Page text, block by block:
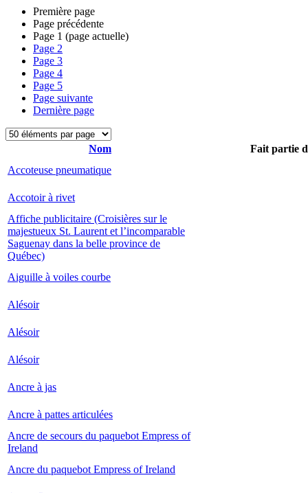
Première page
Page précédente
Page 1 (page actuelle)
Page 2
Page 3
Page 4
Page 5
Page suivante
Dernière page
Nom
Fait partie
Accoteuse pneumatique
Accotoir à rivet
Affiche publicitaire (Croisières sur le
majestueux St. Laurent et l’incomparable
Saguenay dans la belle province de
Québec)
Aiguille à voiles courbe
Alésoir
Alésoir
Alésoir
Ancre à jas
Ancre à pattes articulées
Ancre de secours du paquebot Empress of
Ireland
Ancre du paquebot Empress of Ireland